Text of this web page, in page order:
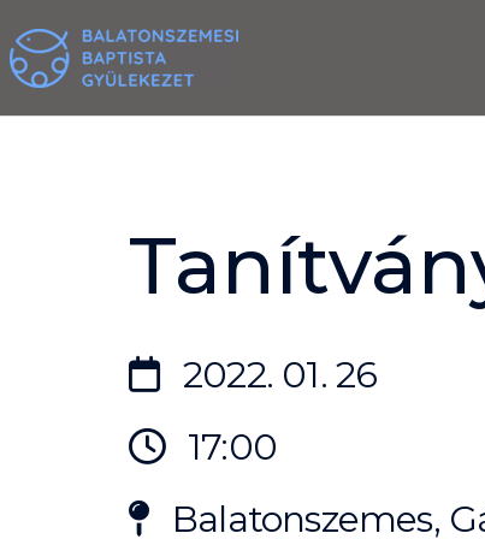
to
content
2022. 01. 26
17:00
Balatonszemes,